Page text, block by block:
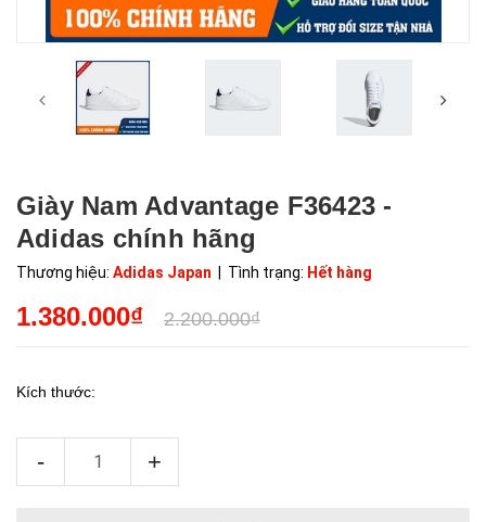
Giày Nam Advantage F36423 -
Adidas chính hãng
Thương hiệu: Adidas Japan | Tình trạng: Hết hàng
1.380.000₫ 2.200.000₫
Kích thước:
- +